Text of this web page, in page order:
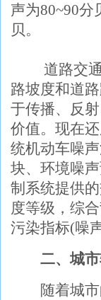
声为80~90
贝。
道路交通
路坡度和道
于传播、反
价值。现在
统机动车噪
块、环境噪
制系统提供
度等级，综
污染指标(噪
二、城市
随着城市